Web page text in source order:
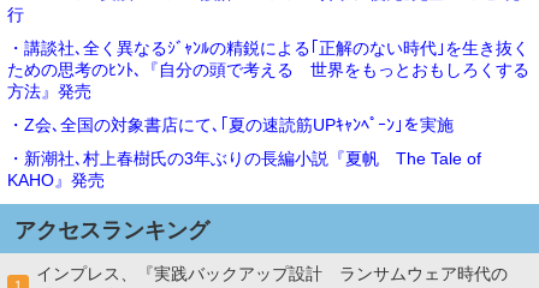
行
・講談社､全く異なるｼﾞｬﾝﾙの精鋭による｢正解のない時代｣を生き抜く
ための思考のﾋﾝﾄ､『自分の頭で考える 世界をもっとおもしろくする
方法』発売
・Z会､全国の対象書店にて､｢夏の速読筋UPｷｬﾝﾍﾟｰﾝ｣を実施
・新潮社､村上春樹氏の3年ぶりの長編小説『夏帆 The Tale of
KAHO』発売
アクセスランキング
インプレス、『実践バックアップ設計 ランサムウェア時代の